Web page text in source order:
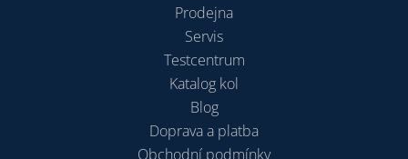
Prodejna
Servis
Testcentrum
Katalog kol
Blog
Doprava a platba
Obchodní podmínky